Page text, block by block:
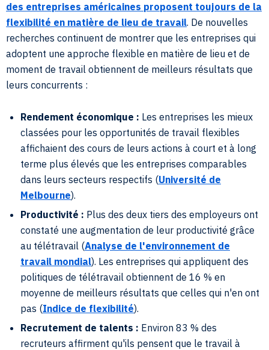
des entreprises américaines proposent toujours de la
flexibilité en matière de lieu de travail. De nouvelles
recherches continuent de montrer que les entreprises qui
adoptent une approche flexible en matière de lieu et de
moment de travail obtiennent de meilleurs résultats que
leurs concurrents :
Rendement économique : Les entreprises les mieux
classées pour les opportunités de travail flexibles
affichaient des cours de leurs actions à court et à long
terme plus élevés que les entreprises comparables
dans leurs secteurs respectifs (Université de
Melbourne).
Productivité : Plus des deux tiers des employeurs ont
constaté une augmentation de leur productivité grâce
au télétravail (Analyse de l'environnement de
travail mondial). Les entreprises qui appliquent des
politiques de télétravail obtiennent de 16 % en
moyenne de meilleurs résultats que celles qui n'en ont
pas (Indice de flexibilité).
Recrutement de talents : Environ 83 % des
recruteurs affirment qu'ils pensent que le travail à